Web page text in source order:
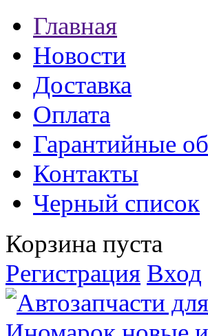
Главная
Новости
Доставка
Оплата
Гарантийные
Контакты
Черный список
Корзина пуста
Регистрация Вход